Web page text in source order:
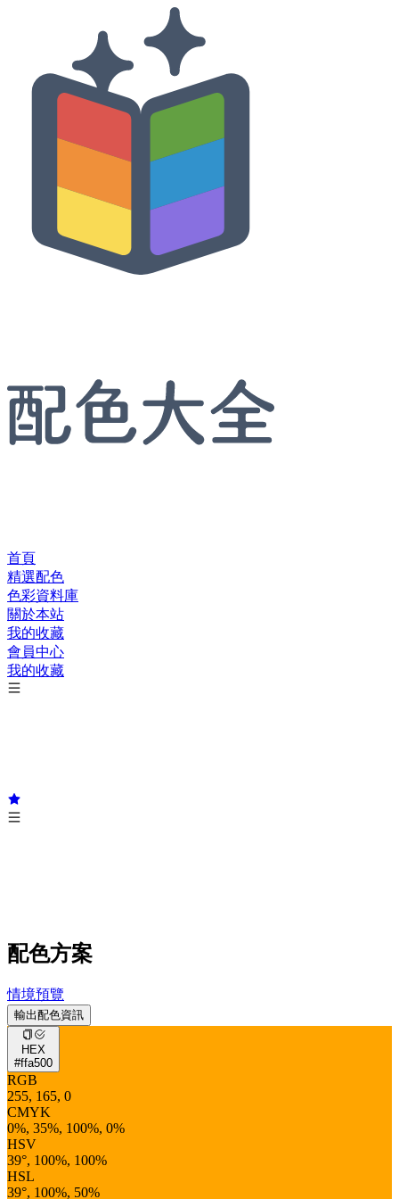
首頁
精選配色
色彩資料庫
關於本站
我的收藏
會員中心
我的收藏
配色方案
情境預覽
輸出配色資訊
HEX
#ffa500
RGB
255, 165, 0
CMYK
0%, 35%, 100%, 0%
HSV
39°, 100%, 100%
HSL
39°, 100%, 50%